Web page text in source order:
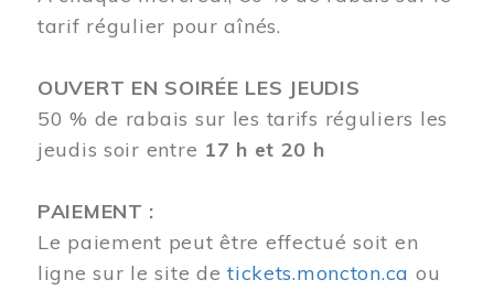
tarif régulier pour aînés.
OUVERT EN SOIRÉE LES JEUDIS
50 % de rabais sur les tarifs réguliers les
jeudis soir entre 17 h et 20 h
PAIEMENT :
Le paiement peut être effectué soit en
ligne sur le site detickets.moncton.ca ou